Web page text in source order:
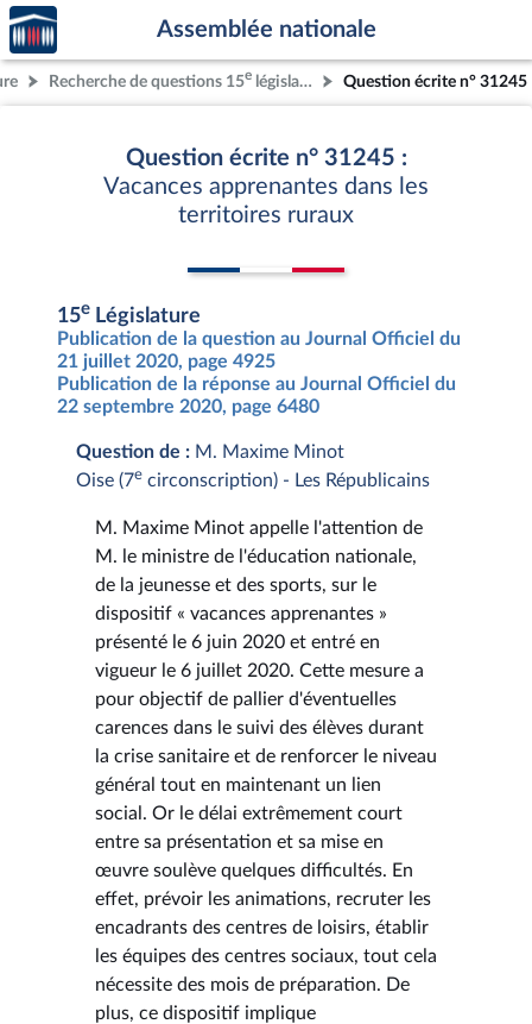
Aller au contenu
Aller en bas de la page
Accèder
à la
page
d'accueil
Assemblée nationale
Recherche de questions 15e législature Question écrite n° 31245
Question écrite n° 31245 :
Vacances apprenantes dans les
territoires ruraux
15e Législature
Publication de la question au Journal Officiel du
21 juillet 2020, page 4925
Publication de la réponse au Journal Officiel du
22 septembre 2020, page 6480
Question de : M. Maxime Minot
Oise (7e circonscription) - Les Républicains
M. Maxime Minot appelle l'attention de
M. le ministre de l'éducation nationale,
de la jeunesse et des sports, sur le
dispositif « vacances apprenantes »
présenté le 6 juin 2020 et entré en
vigueur le 6 juillet 2020. Cette mesure a
pour objectif de pallier d'éventuelles
carences dans le suivi des élèves durant
la crise sanitaire et de renforcer le niveau
général tout en maintenant un lien
social. Or le délai extrêmement court
entre sa présentation et sa mise en
œuvre soulève quelques difficultés. En
effet, prévoir les animations, recruter les
encadrants des centres de loisirs, établir
les équipes des centres sociaux, tout cela
nécessite des mois de préparation. De
plus, ce dispositif implique